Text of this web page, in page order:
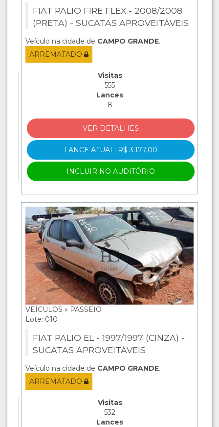
FIAT PALIO FIRE FLEX - 2008/2008
(PRETA) - SUCATAS APROVEITÁVEIS
Veículo na cidade de CAMPO GRANDE.
ARREMATADO
Visitas
555
Lances
8
VER DETALHES
LANCE ATUAL: R$ 3.177,00
INCLUIR NO AUDITÓRIO
VEÍCULOS » PASSEIO
Lote: 010
FIAT PALIO EL - 1997/1997 (CINZA) -
SUCATAS APROVEITÁVEIS
Veículo na cidade de CAMPO GRANDE.
ARREMATADO
Visitas
532
Lances